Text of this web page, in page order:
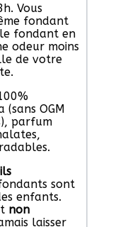
Vous
fondant
le fondant en
odeur moins
de votre
OGM
parfum
sont
enfants.
non
laisser